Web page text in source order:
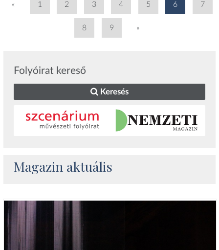
« 1 2 3 4 5 6 7
8 9 »
Folyóirat kereső
Keresés
Magazin aktuális